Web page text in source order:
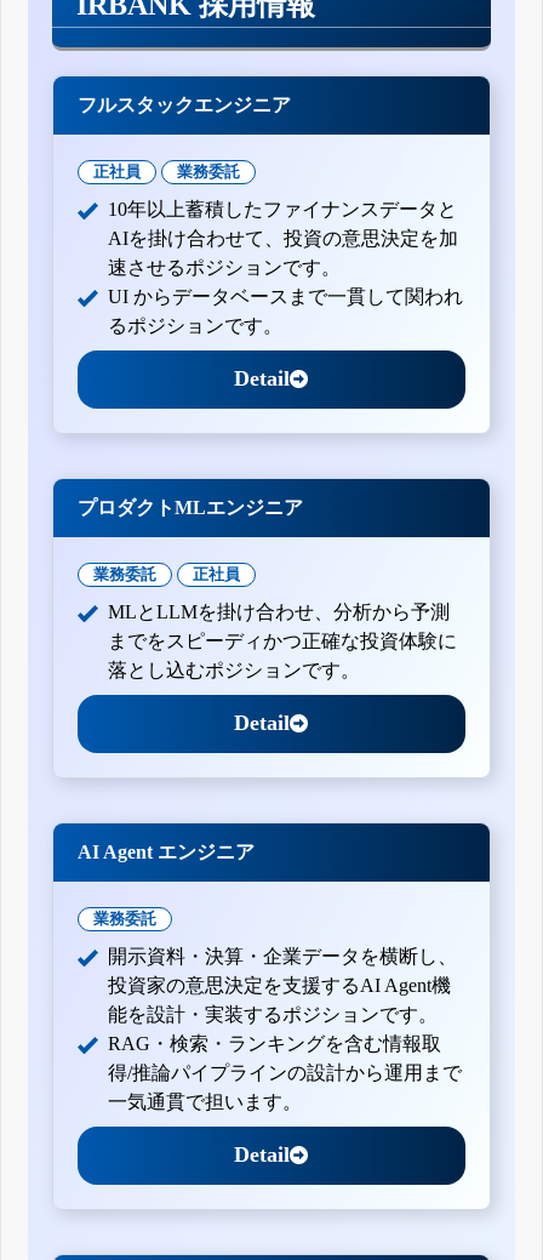
訂正有価証券届出書(新規公開時)
訂正有価証券届出書(新規公開時)
有価証券届出書(新規公開時)
フルスタックエンジニア
正社員 業務委託
10年以上蓄積したファイナンスデータと
AIを掛け合わせて、投資の意思決定を加
速させるポジションです。
UI からデータベースまで一貫して関われ
るポジションです。
Detail
プロダクトMLエンジニア
業務委託 正社員
MLとLLMを掛け合わせ、分析から予測
までをスピーディかつ正確な投資体験に
落とし込むポジションです。
Detail
AI Agent エンジニア
業務委託
開示資料・決算・企業データを横断し、
投資家の意思決定を支援するAI Agent機
能を設計・実装するポジションです。
RAG・検索・ランキングを含む情報取
得/推論パイプラインの設計から運用まで
一気通貫で担います。
Detail